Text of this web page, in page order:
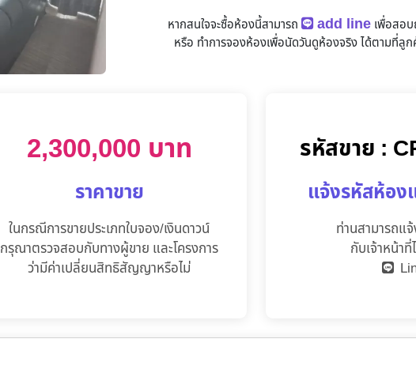
หากสนใจจะซื้อห้องนี้สามารถ add line เพื่อสอบ
หรือ ทำการจองห้องเพื่อนัดวันดูห้องจริงได้ตามที่ลูก
2,300,000 บาท
ราคาขาย
ในกรณีการขายประเภทใบจอง/เงินดาวน์
กรุณาตรวจสอบกับทางผู้ขาย และโครงการ
ว่ามีค่าเปลี่ยนสิทธิสัญญาหรือไม่
รหัสขาย :
แจ้งรหัสห้อง
ท่านสามารถแ
กับเจ้าหน้าที่